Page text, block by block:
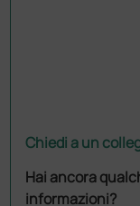
Chiedi a un
Hai ancora
informazioni?